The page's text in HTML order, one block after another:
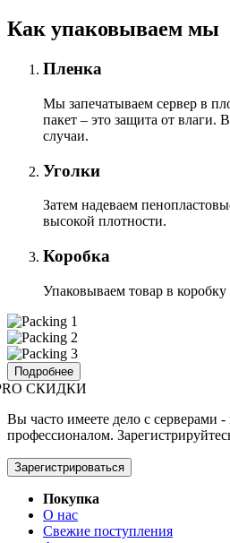
Как упаковываем мы
Пленка
Мы запечатываем сервер в
пакет – это защита от влаги.
случаи.
Уголки
Затем надеваем
высокой плотности.
Коробка
Упаковываем товар в
Подробнее
СКИДКИ
Вы часто имеете дело с серверами -
профессионалом.
Зарегистрироваться
Покупка
О нас
Свежие поступления